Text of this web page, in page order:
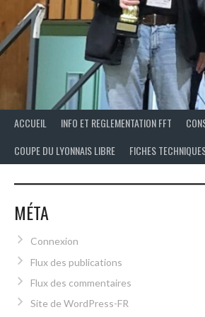
ACCUEIL INFO ET REGLEMENTATION FFT
COUPE DU LYONNAIS LIBRE
FICHES
MÉTA
Connexion
Flux des publications
Flux des commentaires
Site de WordPress-FR